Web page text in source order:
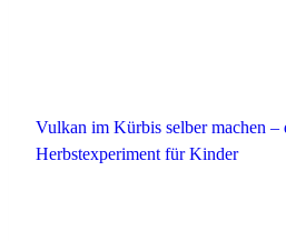
Vulkan im Kürbis selber machen –
Herbstexperiment für Kinder